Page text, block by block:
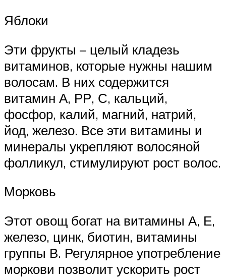
Яблоки
Эти фрукты – целый кладезь
витаминов, которые нужны нашим
волосам. В них содержится
витамин А, РР, С, кальций,
фосфор, калий, магний, натрий,
йод, железо. Все эти витамины и
минералы укрепляют волосяной
фолликул, стимулируют рост волос.
Морковь
Этот овощ богат на витамины А, Е,
железо, цинк, биотин, витамины
группы В. Регулярное употребление
моркови позволит ускорить рост